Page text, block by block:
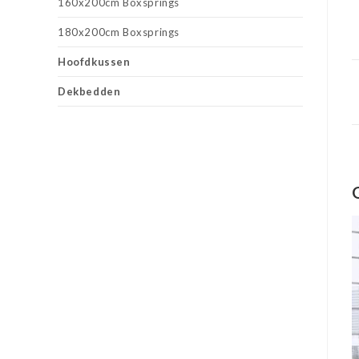
180x200cm Boxsprings
Hoofdkussen
Dekbedden